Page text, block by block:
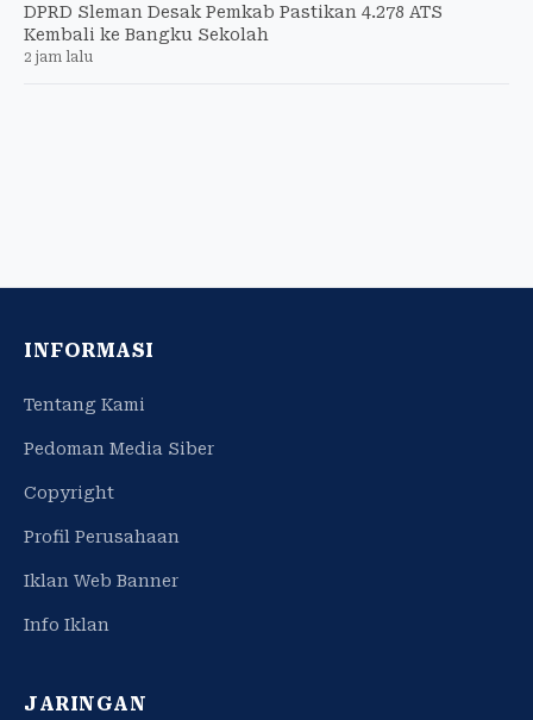
DPRD Sleman Desak Pemkab Pastikan 4.278 ATS
Kembali ke Bangku Sekolah
2 jam lalu
INFORMASI
Tentang Kami
Pedoman Media Siber
Copyright
Profil Perusahaan
Iklan Web Banner
Info Iklan
JARINGAN